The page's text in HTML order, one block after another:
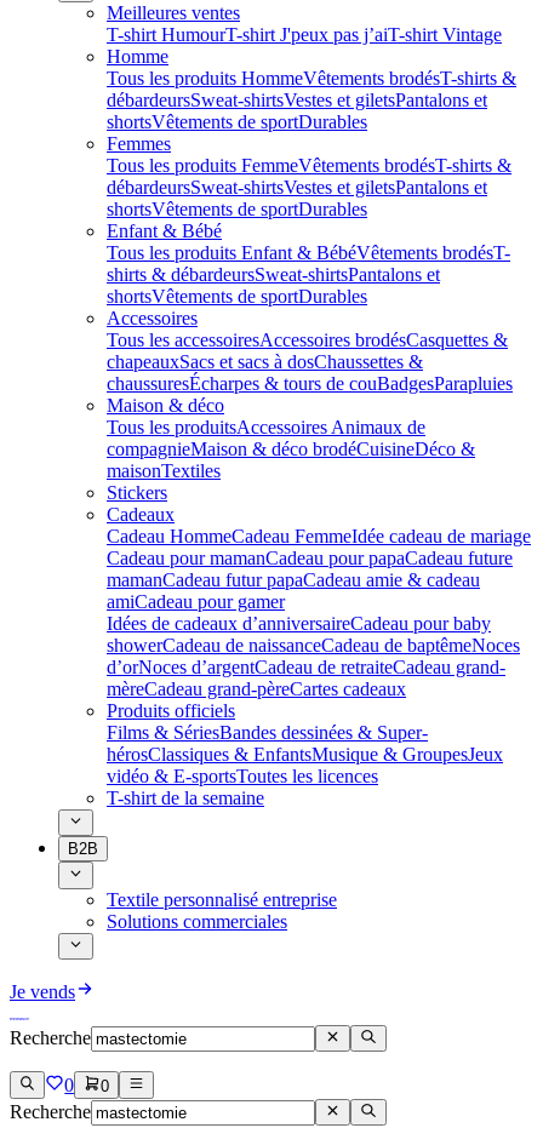
Meilleures ventes
T-shirt HumourT-shirt J'peux pas j’aiT-shirt Vintage
Homme
Tous les produits HommeVêtements brodésT-shirts &
débardeursSweat-shirtsVestes et giletsPantalons et
shortsVêtements de sportDurables
Femmes
Tous les produits FemmeVêtements brodésT-shirts &
débardeursSweat-shirtsVestes et giletsPantalons et
shortsVêtements de sportDurables
Enfant & Bébé
Tous les produits Enfant & BébéVêtements brodésT-
shirts & débardeursSweat-shirtsPantalons et
shortsVêtements de sportDurables
Accessoires
Tous les accessoiresAccessoires brodésCasquettes &
chapeauxSacs et sacs à dosChaussettes &
chaussuresÉcharpes & tours de couBadgesParapluies
Maison & déco
Tous les produitsAccessoires Animaux de
compagnieMaison & déco brodéCuisineDéco &
maisonTextiles
Stickers
Cadeaux
Cadeau HommeCadeau FemmeIdée cadeau de mariage​
Cadeau pour mamanCadeau pour papaCadeau future
mamanCadeau futur papaCadeau amie & cadeau
amiCadeau pour gamer
Idées de cadeaux d’anniversaireCadeau pour baby
showerCadeau de naissanceCadeau de baptêmeNoces
d’orNoces d’argentCadeau de retraiteCadeau grand-
mèreCadeau grand-pèreCartes cadeaux
Produits officiels
Films & SériesBandes dessinées & Super-
hérosClassiques & EnfantsMusique & GroupesJeux
vidéo & E-sportsToutes les licences
T-shirt de la semaine
B2B
Textile personnalisé entreprise
Solutions commerciales
Je vends
Recherche
0 0
Recherche